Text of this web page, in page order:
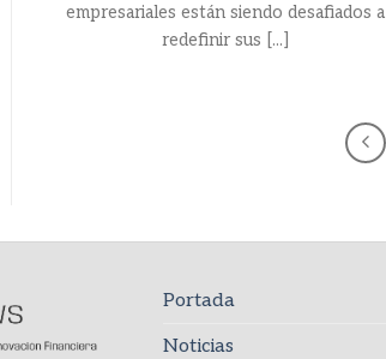
empresariales están siendo desafiados a
redefinir sus [...]
Portada
Noticias